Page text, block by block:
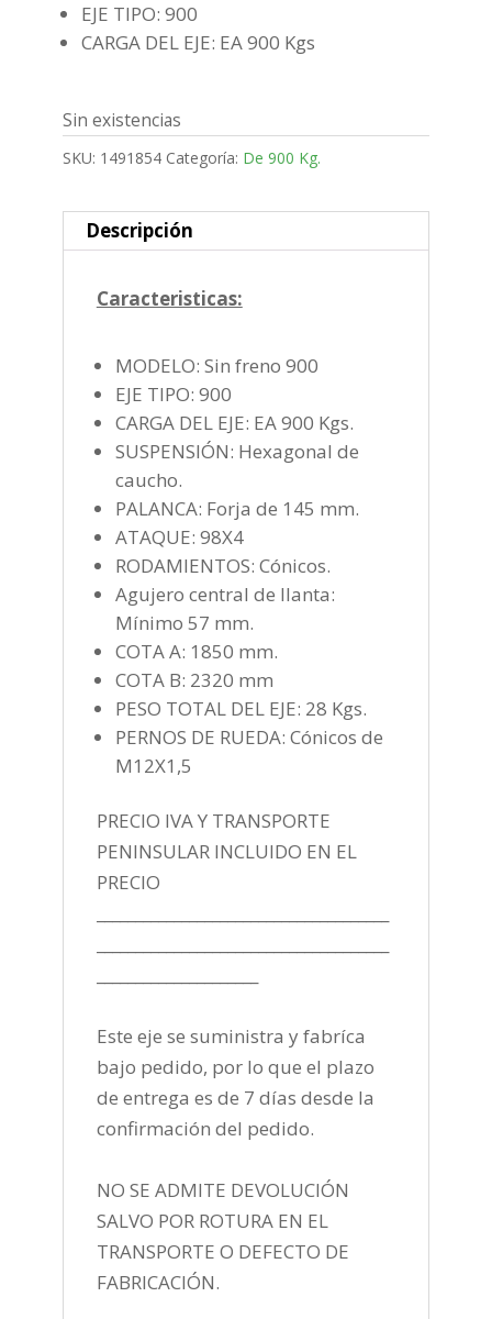
EJE TIPO: 900
CARGA DEL EJE: EA 900 Kgs
Sin existencias
SKU: 1491854 Categoría: De 900 Kg.
Descripción
Caracteristicas:
MODELO: Sin freno 900
EJE TIPO: 900
CARGA DEL EJE: EA 900 Kgs.
SUSPENSIÓN: Hexagonal de
caucho.
PALANCA: Forja de 145 mm.
ATAQUE: 98X4
RODAMIENTOS: Cónicos.
Agujero central de llanta:
Mínimo 57 mm.
COTA A: 1850 mm.
COTA B: 2320 mm
PESO TOTAL DEL EJE: 28 Kgs.
PERNOS DE RUEDA: Cónicos de
M12X1,5
PRECIO IVA Y TRANSPORTE
PENINSULAR INCLUIDO EN EL
PRECIO
Este eje se suministra y fabríca
bajo pedido, por lo que el plazo
de entrega es de 7 días desde la
confirmación del pedido.
NO SE ADMITE DEVOLUCIÓN
SALVO POR ROTURA EN EL
TRANSPORTE O DEFECTO DE
FABRICACIÓN.